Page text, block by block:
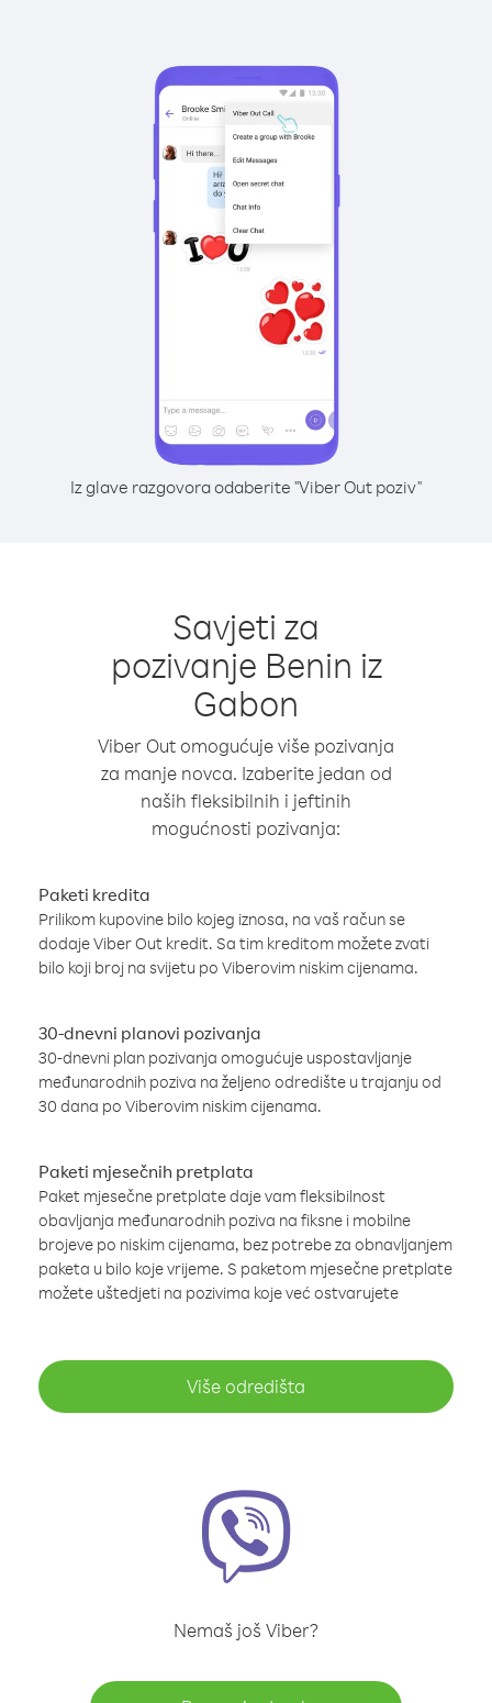
Iz glave razgovora odaberite "Viber Out poziv"
Savjeti za
pozivanje Benin iz
Gabon
Viber Out omogućuje više pozivanja
za manje novca. Izaberite jedan od
naših fleksibilnih i jeftinih
mogućnosti pozivanja:
Paketi kredita
Prilikom kupovine bilo kojeg iznosa, na vaš račun se
dodaje Viber Out kredit. Sa tim kreditom možete zvati
bilo koji broj na svijetu po Viberovim niskim cijenama.
30-dnevni planovi pozivanja
30-dnevni plan pozivanja omogućuje uspostavljanje
međunarodnih poziva na željeno odredište u trajanju od
30 dana po Viberovim niskim cijenama.
Paketi mjesečnih pretplata
Paket mjesečne pretplate daje vam fleksibilnost
obavljanja međunarodnih poziva na fiksne i mobilne
brojeve po niskim cijenama, bez potrebe za obnavljanjem
paketa u bilo koje vrijeme. S paketom mjesečne pretplate
možete uštedjeti na pozivima koje već ostvarujete
Više odredišta
Nemaš još Viber?